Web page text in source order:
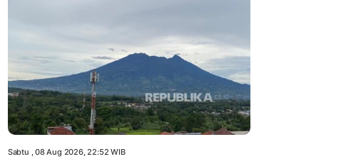
Sabtu , 08 Aug 2026, 22:52 WIB